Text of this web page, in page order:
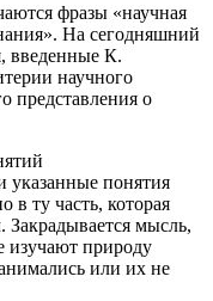
фразы «научная
На сегодняшний
введенные К.
научного
представления о
указанные понятия
ту часть, которая
Закрадывается мысль,
изучают природу
или их не